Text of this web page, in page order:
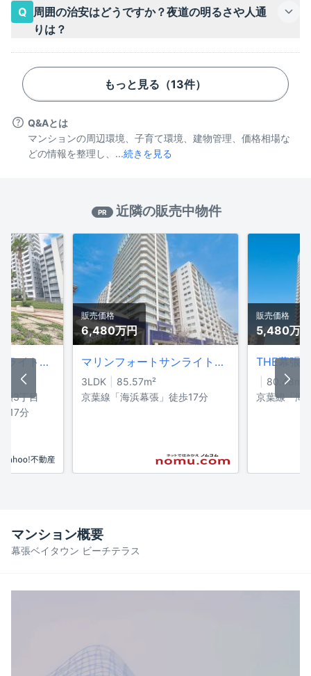
Q 周囲の治安はどうですか？夜道の明るさや人通
りは？
もっと見る（13件）
Q&Aとは
マンションの周辺環境、子育て環境、建物管理、価格相場な
どの情報を整理し、...続きを見る
PR 近隣の販売中物件
マリンフォートサンライトウイング
瀬3丁目
17分
販売価格
6,480万円
マリンフォートサンライトウイング
3LDK 85.57m²
京葉線「海浜幕張」徒歩17分
販売価格
5,480万
80.48
京葉線「海
幕張ベイタウン ビーチテラス
マンション概要